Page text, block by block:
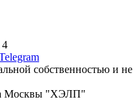
4
собственностью и не
Москвы "ХЭЛП"